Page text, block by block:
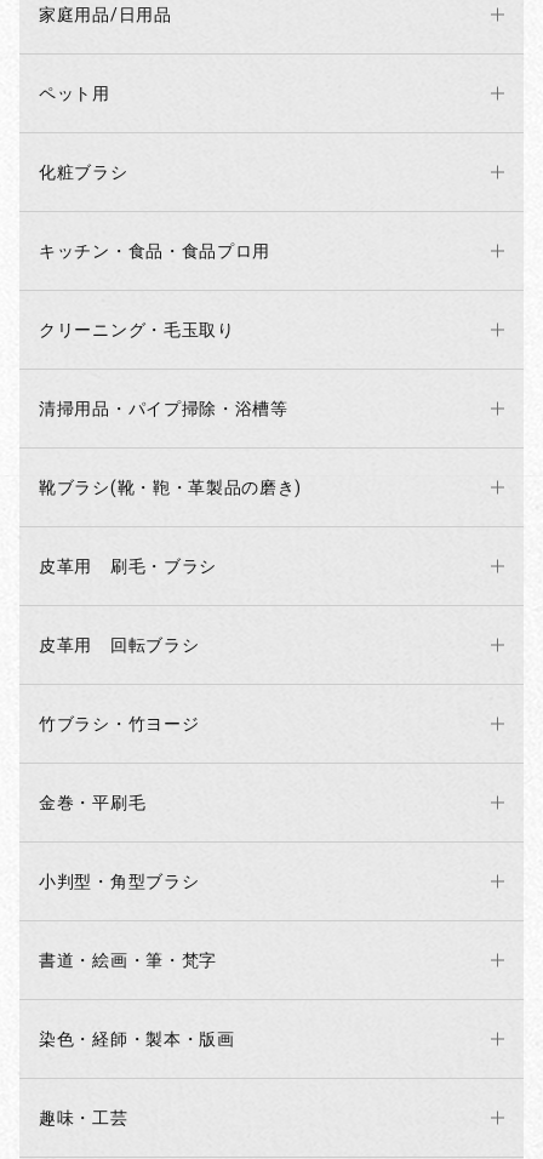
家庭用品/日用品
ペット用
化粧ブラシ
キッチン・食品・食品プロ用
クリーニング・毛玉取り
清掃用品・パイプ掃除・浴槽等
靴ブラシ(靴・鞄・革製品の磨き)
皮革用 刷毛・ブラシ
皮革用 回転ブラシ
竹ブラシ・竹ヨージ
金巻・平刷毛
小判型・角型ブラシ
書道・絵画・筆・梵字
染色・経師・製本・版画
趣味・工芸